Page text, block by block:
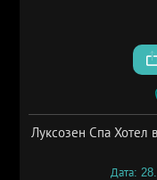
Луксозен Спа Хотел
Дата: